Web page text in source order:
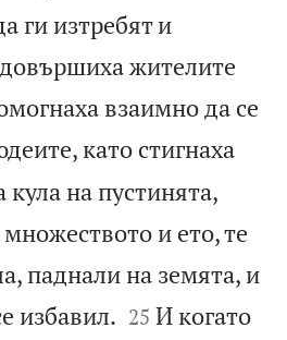
ги изтребят и
жителите
взаимно да се
като стигнаха
кула на пустинята,
и ето, те
паднали на земята, и
избавил. 

25 И когато